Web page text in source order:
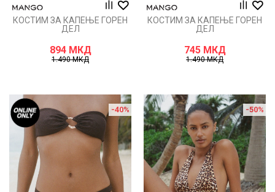
КОСТИМ ЗА КАПЕЊЕ ГОРЕН
ДЕЛ
894 МКД
1.490МКД
КОСТИМ ЗА КАПЕЊЕ ГОРЕН
ДЕЛ
745 МКД
1.490МКД
-40% -50%